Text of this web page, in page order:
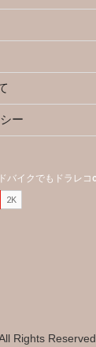
ー
Rights Reserved.